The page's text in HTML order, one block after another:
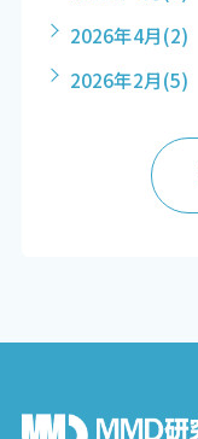
2026年4月(2)
2026年2月(5)